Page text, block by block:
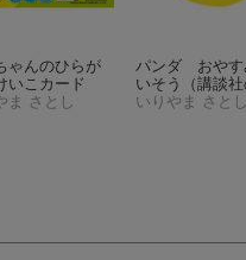
ゃんのひらが
いこカード
ま さとし
パンダ おやす
いそう
（講談社
児えほん）
いりやま さとし